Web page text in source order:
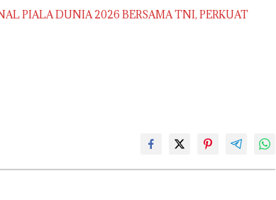
PIALA DUNIA 2026 BERSAMA TNI, PERKUAT